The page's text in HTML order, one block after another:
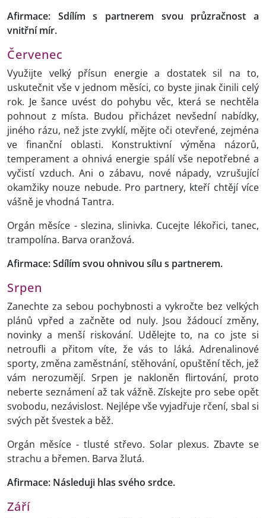
Afirmace: Sdílím s partnerem svou průzračnost a
vnitřní mír.
Červenec
Využijte velký přísun energie a dostatek sil na to,
uskutečnit vše v jednom měsíci, co byste jinak činili celý
rok. Je šance uvést do pohybu věc, která se nechtěla
pohnout z místa. Budou přicházet nevšední nabídky,
jiného rázu, než jste zvyklí, mějte oči otevřené, zejména
ve finanční oblasti. Konstruktivní výměna názorů,
temperament a ohnivá energie spálí vše nepotřebné a
vyčistí vzduch. Ani o zábavu, nové nápady, vzrušující
okamžiky nouze nebude. Pro partnery, kteří chtějí více
vášně je vhodná Tantra.
Orgán měsíce - slezina, slinivka. Cucejte lékořici, tanec,
trampolína. Barva oranžová.
Afirmace: Sdílím svou ohnivou sílu s partnerem.
Srpen
Zanechte za sebou pochybnosti a vykročte bez velkých
plánů vpřed a začněte od nuly. Jsou žádoucí změny,
novinky a menší riskování. Udělejte to, na co jste si
netroufli a přitom víte, že vás to láká. Adrenalinové
sporty, změna zaměstnání, stěhování, opuštění těch, jež
vám nerozumějí. Srpen je nakloněn flirtování, proto
neberte seznámení až tak vážně. Získejte pro sebe opět
svobodu, nezávislost. Nejlépe vše vyjadřuje rčení, sbal si
svých pět švestek a běž.
Orgán měsíce - tlusté střevo. Solar plexus. Zbavte se
strachu a břemen. Barva žlutá.
Afirmace: Následuji hlas svého srdce.
Září